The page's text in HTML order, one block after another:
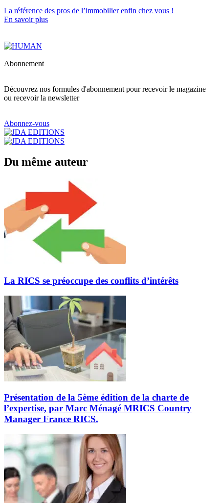
La référence des pros de l’immobilierenfin chez vous !
En savoir plus
Abonnement
Découvrez nos formules d'abonnement pour recevoir le magazine
ou recevoir la newsletter
Abonnez-vous
Du même auteur
La RICS se préoccupe des conflits d’intérêts
Présentation de la 5ème édition de la charte de
l’expertise, par Marc Ménagé MRICS Country
Manager France RICS.